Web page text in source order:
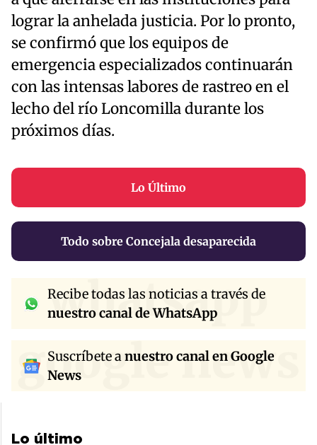
lograr la anhelada justicia. Por lo pronto,
se confirmó que los equipos de
emergencia especializados continuarán
con las intensas labores de rastreo en el
lecho del río Loncomilla durante los
próximos días.
Lo Último
Todo sobre Concejala desaparecida
whatsapp
Recibe todas las noticias a través de
nuestro canal de WhatsApp
google news
Suscríbete anuestro canal en Google
News
Lo último